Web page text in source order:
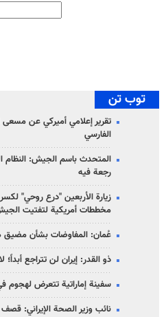
توب تن
تقرير إعلامي أميركي عن مسعى
الفارسي
المتحدث باسم الجيش: النظام
رجعة فيه
زيارة الأربعين "درع روحي"
مخططات أمريكية لتفتيت
عُمان: المفاوضات بشأن مضيق
ذو القدر: إيران لن تتراجع
سفينة إماراتية تتعرض
نائب وزير الصحة الإيراني: قصف